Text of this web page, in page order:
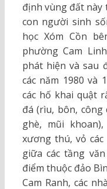
định vùng đất này
con người sinh
học Xóm Cồn
phường Cam
phát hiện và sau
các năm 1980 và
các hố khai quật
đá (rìu, bôn, công
ghè, mũi
xương thú, vỏ
giữa các tầng
điểm thuộc đảo
Cam Ranh, các